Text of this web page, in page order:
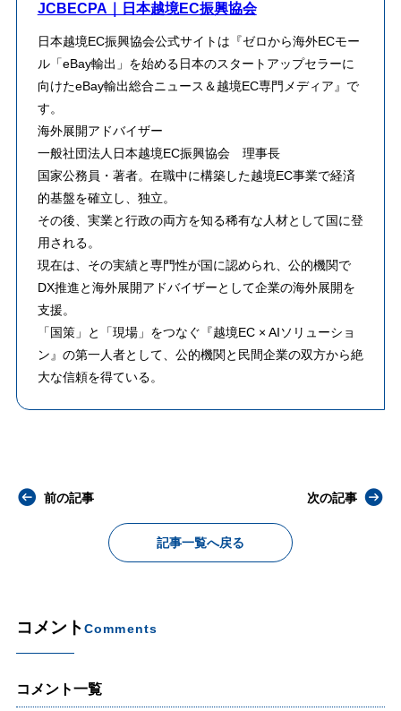
JCBECPA｜日本越境EC振興協会
日本越境EC振興協会公式サイトは『ゼロから海外ECモー
ル「eBay輸出」を始める日本のスタートアップセラーに
向けたeBay輸出総合ニュース＆越境EC専門メディア』で
す。
海外展開アドバイザー
一般社団法人日本越境EC振興協会 理事長
​国家公務員・著者。在職中に構築した越境EC事業で経済
的基盤を確立し、独立。
その後、実業と行政の両方を知る稀有な人材として国に登
用される。
​現在は、その実績と専門性が国に認められ、公的機関で
DX推進と海外展開アドバイザーとして企業の海外展開を
支援。
「国策」と「現場」をつなぐ『越境EC × AIソリューショ
ン』の第一人者として、公的機関と民間企業の双方から絶
大な信頼を得ている。
前の記事
記事一覧へ戻る
次の記事
コメントComments
コメント一覧